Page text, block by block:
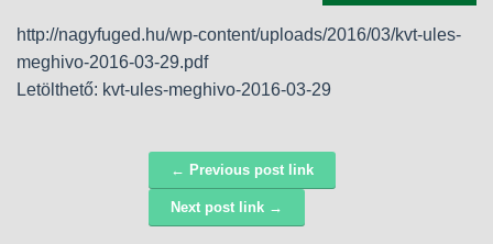
http://nagyfuged.hu/wp-content/uploads/2016/03/kvt-ules-
meghivo-2016-03-29.pdf
Letölthető: kvt-ules-meghivo-2016-03-29
Navigáció ← Previous post link
Next post link →